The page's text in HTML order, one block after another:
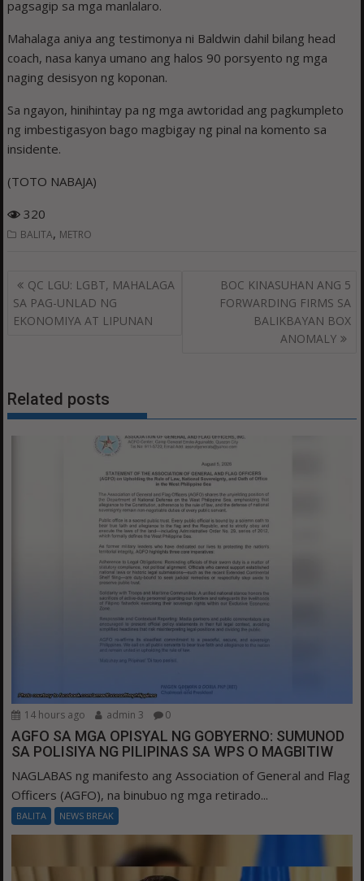
pagsagip sa mga manlalaro.
Mahalaga aniya ang testimonya ni Baldwin dahil bilang head
coach, nasa kanya umano ang halos 90 porsyento ng mga
naging desisyon ng koponan.
Sa ngayon, hinihintay pa ng mga awtoridad ang pagkumpleto
ng imbestigasyon bago magbigay ng pinal na komento sa
insidente.
(TOTO NABAJA)
320
BALITA, METRO
Post
navigation
QC LGU: LGBT, MAHALAGA
SA PAG-UNLAD NG
EKONOMIYA AT LIPUNAN
BOC KINASUHAN ANG 5
FORWARDING FIRMS SA
BALIKBAYAN BOX
ANOMALY
Related posts
14 hours ago admin 3 0
AGFO SA MGA OPISYAL NG GOBYERNO: SUMUNOD
SA POLISIYA NG PILIPINAS SA WPS O MAGBITIW
NAGLABAS ng manifesto ang Association of General and Flag
Officers (AGFO), na binubuo ng mga retirado...
BALITA NEWS BREAK